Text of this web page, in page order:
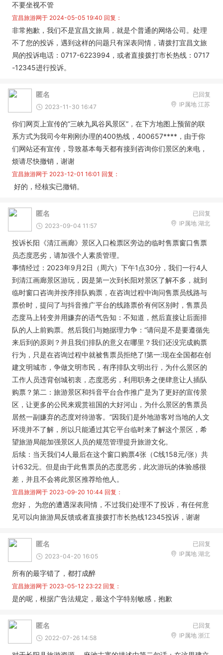
不要坐视不管
宜昌旅游网于 2024-05-05 19:40 回复：
非常抱歉，我们不是宜昌文旅局，就是个普通的网络公司。处理
不了您的投诉，遇到这样的问题只有深表同情，请拨打宜昌文旅
局的投诉电话：0717-6223994，或者直接拨打市长热线：0717
-12345进行投诉。
已回复
匿名
2023-11-30 16:47 IP属地 江苏
你们网页上宣传的“三峡九凤谷风景区”，在下方地图上预留的联
系方式为我司今年刚刚办理的400热线，400657****，由于你
们网站还有宣传，导致基本每天都有接到咨询你们景区的来电，
烦请尽快撤销，谢谢
宜昌旅游网于 2023-12-01 16:01 回复：
好的，经核实已撤销。
已回复
匿名
2023-09-04 11:57 IP属地 湖北
投诉长阳《清江画廊》景区入口检票区旁边的临时售票窗口售票
员态度恶劣，请加强个人素质管理。
事情经过：2023年9月2日（周六）下午1点30分，我们一行4人
到清江画廊景区游玩，因是第一次到长阳对景区了解不多，就到
临时窗口咨询并按序排队购票，在咨询过程中询问售票员线路与
票价时，提问了与抖音推广平台的线路票价有何区别时，售票员
态度马上转变并用嫌弃的语气告知：不知道，然后直接让后面排
队的人上前购票。然后我们与她据理力争：“请问是不是要遵循先
来后到的原则？并且我们排队的意义在哪里？我们还没完成购票
行为，只是在咨询过程中就被售票员拒绝了!第一:现在全国都在创
建文明城市，争做文明市民，有序排队文明出行，为什么景区的
工作人员违背创城初衷，态度恶劣，利用职务之便肆意让人插队
购票？第二：旅游景区和抖音平台合作推广是为了更好的宣传景
区，让更多的公民来观赏祖国的大好河山，为什么景区的售票员
居然一副嫌弃的态度对待游客。”因我们是外地游客对当地的人文
环境并不了解，所以只能通过其它平台临时来了解这个景区，希
望旅游局能加强景区人员的规范管理提升旅游文化。
后续：当天我们4人最后在这个窗口购票4张（C线158元/张）共
计632元。但是由于此售票员的态度恶劣，此次游玩的体验感很
差，并且不会将此景区推荐给他人。
宜昌旅游网于 2023-09-20 10:44 回复：
您好， 为您的遭遇深表同情，不过我们处理不了投诉，有任何意
见可以向旅游局反馈或者直接拨打市长热线12345投诉，谢谢
已回复
匿名
2023-04-20 16:05 IP属地 湖北
所有的最字错了，都打成醉
宜昌旅游网于 2023-05-12 23:22 回复：
是的呢，根据广告法规定，最这个字特别敏感，抱歉
已回复
匿名
2022-07-26 14:58 IP属地 浙江